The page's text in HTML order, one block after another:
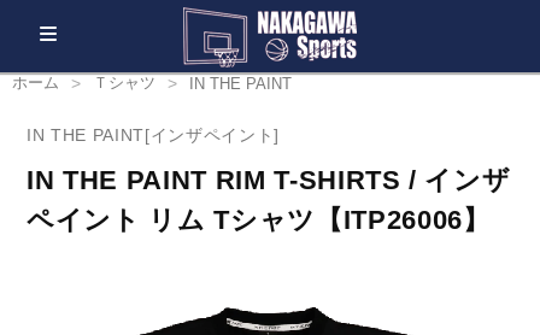
ホーム Ｔシャツ IN THE PAINT
IN THE PAINT[インザペイント]
IN THE PAINT RIM T-SHIRTS / インザ
ペイント リム Tシャツ【ITP26006】